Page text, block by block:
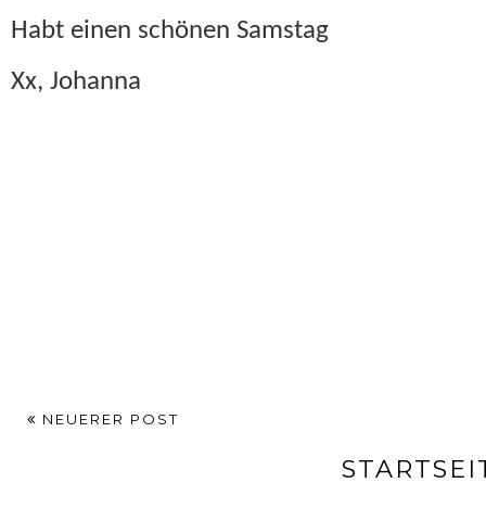
Habt einen schönen Samstag
Xx, Johanna
NEUERER POST